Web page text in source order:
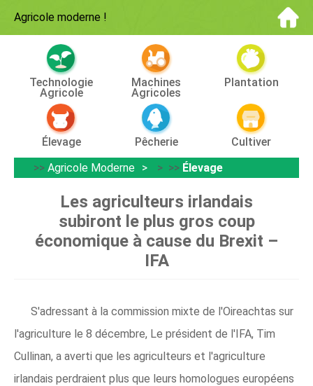
Agricole moderne !
Technologie
Agricole
Machines
Agricoles
Plantation
Élevage Pêcherie
Cultiver
>> Agricole Moderne > >> Élevage
Les agriculteurs irlandais
subiront le plus gros coup
économique à cause du Brexit –
IFA
S'adressant à la commission mixte de l'Oireachtas sur
l'agriculture le 8 décembre, Le président de l'IFA, Tim
Cullinan, a averti que les agriculteurs et l'agriculture
irlandais perdraient plus que leurs homologues européens